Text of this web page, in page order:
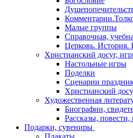
Малые группы
Справочная,
Церковь. История.
Христианский досуг,
Настольные игры
Поделки
Сценарии
Христианский
Художественная
Биографии,
Рассказы,
Подарки, сувениры